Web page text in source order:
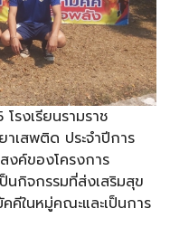
รงเรียนรามราช
เสพติด ประจำปีการ
งค์ของโครงการ
นกิจกรรมที่ส่งเสริมสุข
คีในหมู่คณะและเป็นการ